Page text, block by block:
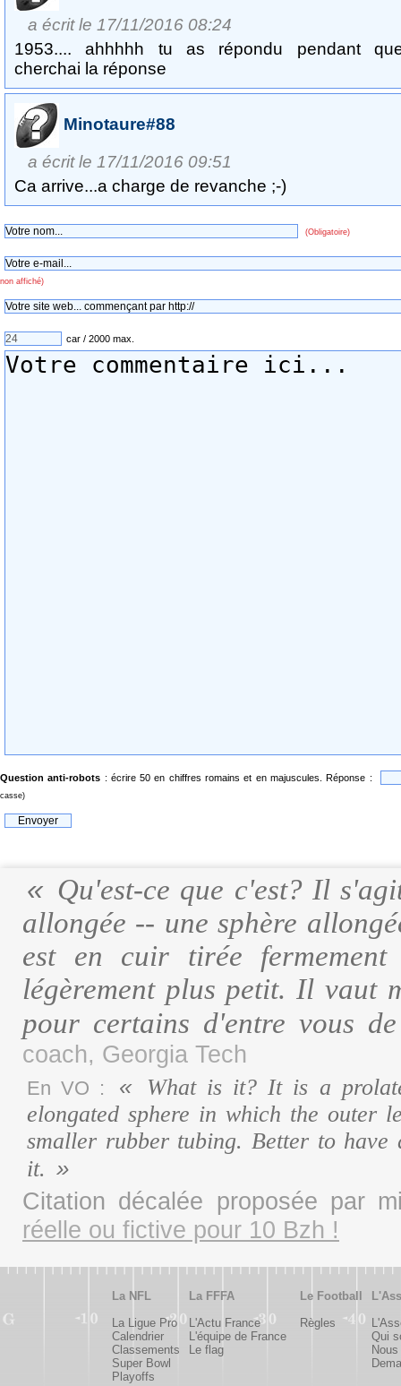
a écrit le 17/11/2016 08:24
1953.... ahhhhh tu as répondu pendant
cherchai la réponse
Minotaure#88
a écrit le 17/11/2016 09:51
Ca arrive...a charge de revanche ;-)
(Obligatoire)
non affiché)
car / 2000 max.
Question anti-robots : écrire 50 en chiffres romains et en majuscules. Réponse :
casse)
Qu'est-ce que c'est? Il
allongée -- une sphère
est en cuir tirée fermement
légèrement plus petit. Il vaut
pour certains d'entre vous
coach, Georgia Tech
En VO :
What is it? It is a
elongated sphere in which the outer
smaller rubber tubing. Better to
it.
Citation décalée proposée par
réelle ou fictive pour 10 Bzh !
La NFL
La Ligue Pro
Calendrier
Classements
Super Bowl
Playoffs
La FFFA
L'Actu France
L'équipe de France
Le flag
Le Football
Règles
Qui